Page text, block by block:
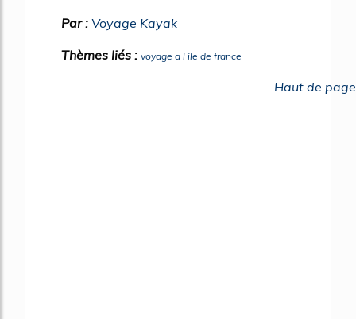
Par : Voyage Kayak
Thèmes liés : voyage a l ile de france
Haut de page